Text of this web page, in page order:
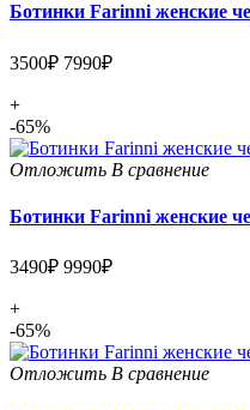
Ботинки Farinni женские
3500₽ 7990₽
+
-65%
Отложить В сравнение
Ботинки Farinni женские
3490₽ 9990₽
+
-65%
Отложить В сравнение